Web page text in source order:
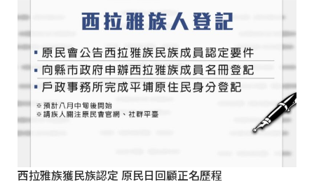
西拉雅族獲民族認定 原民日回顧正名歷程